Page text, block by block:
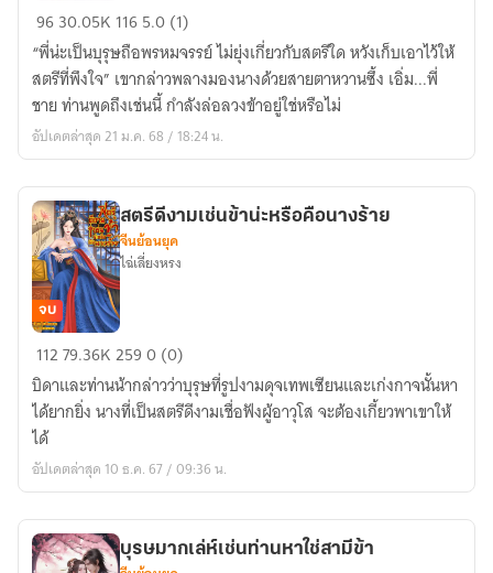
พี่
ชาย!
ท่าน
กำลัง
ล่อลวง
ข้า
หรือ
ไม่
9630.05K 1165.0 (1)
“พี่น่ะเป็นบุรุษถือพรหมจรรย์ ไม่ยุ่งเกี่ยวกับสตรีใด หวังเก็บเอาไว้ให้
สตรีที่พึงใจ” เขากล่าวพลางมองนางด้วยสายตาหวานซึ้ง เอิ่ม...พี่
ชาย ท่านพูดถึงเช่นนี้ กำลังล่อลวงข้าอยู่ใช่หรือไม่
อัปเดตล่าสุด 21 ม.ค. 68 / 18:24 น.
สตรี
ดี
งาม
เช่น
ข้า
น่ะ
คือ
นาง
จบ
สตรีดีงามเช่นข้าน่ะหรือคือนางร้าย
จีนย้อนยุค
ไฉ่เลี่ยงหรง
11279.36K2590 (0)
บิดาและท่านน้ากล่าวว่าบุรุษที่รูปงามดุจเทพเซียนและเก่งกาจนั้นหา
ได้ยากยิ่ง นางที่เป็นสตรีดีงามเชื่อฟังผู้อาวุโส จะต้องเกี้ยวพาเขาให้
ได้
อัปเดตล่าสุด 10 ธ.ค. 67 / 09:36 น.
บุรษมากเล่ห์เช่นท่านหาใช่สามีข้า